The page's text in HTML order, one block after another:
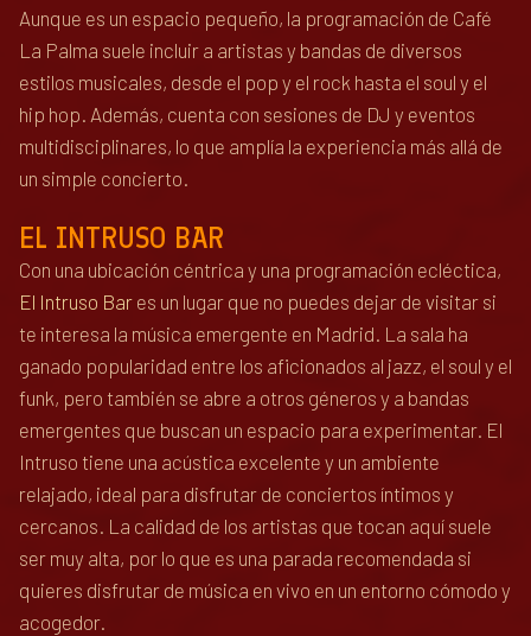
Aunque es un espacio pequeño, la programación de Café
La Palma suele incluir a artistas y bandas de diversos
estilos musicales, desde el pop y el rock hasta el soul y el
hip hop. Además, cuenta con sesiones de DJ y eventos
multidisciplinares, lo que amplía la experiencia más allá de
un simple concierto.
EL INTRUSO BAR
Con una ubicación céntrica y una programación ecléctica,
El Intruso Bar es un lugar que no puedes dejar de visitar si
te interesa la música emergente en Madrid. La sala ha
ganado popularidad entre los aficionados al jazz, el soul y el
funk, pero también se abre a otros géneros y a bandas
emergentes que buscan un espacio para experimentar. El
Intruso tiene una acústica excelente y un ambiente
relajado, ideal para disfrutar de conciertos íntimos y
cercanos. La calidad de los artistas que tocan aquí suele
ser muy alta, por lo que es una parada recomendada si
quieres disfrutar de música en vivo en un entorno cómodo y
acogedor.